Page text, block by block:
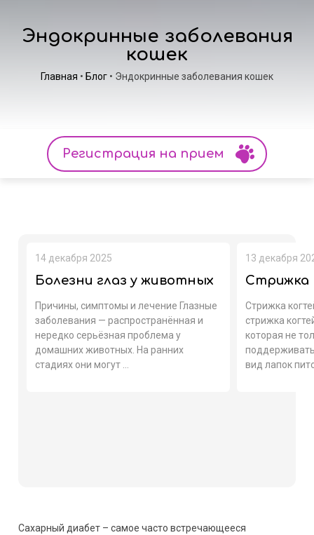
Эндокринные заболевания
кошек
Главная • Блог • Эндокринные заболевания кошек
Регистрация на прием
14 декабря 2025
Болезни глаз у животных
Причины, симптомы и лечение Глазные
заболевания — распространённая и
нередко серьёзная проблема у
домашних животных. На ранних
стадиях они могут ...
13 декабря
Стрижка
Стрижка
стрижка
которая не
вид лапок
Сахарный диабет – самое часто встречающееся